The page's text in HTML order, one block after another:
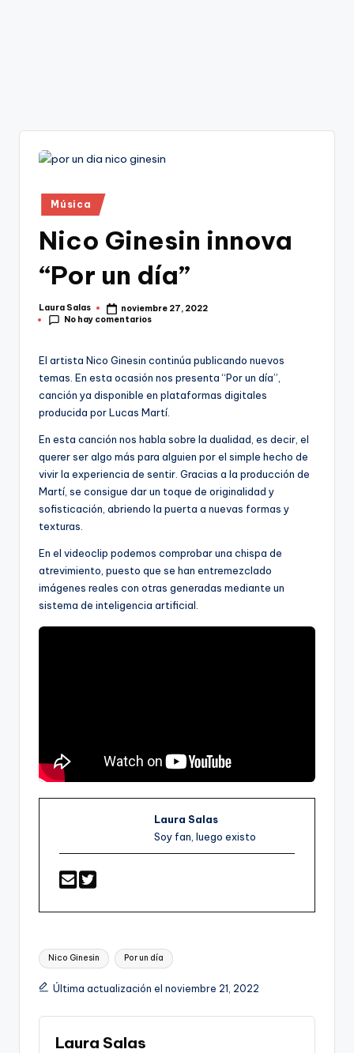
Publicado
en
Música
Nico Ginesin innova
“Por un día”
Publicado
por
Laura Salas
noviembre 27, 2022
No hay comentarios
El artista Nico Ginesin continúa publicando nuevos
temas. En esta ocasión nos presenta “Por un día”,
canción ya disponible en plataformas digitales
producida por Lucas Martí.
En esta canción nos habla sobre la dualidad, es decir, el
querer ser algo más para alguien por el simple hecho de
vivir la experiencia de sentir. Gracias a la producción de
Martí, se consigue dar un toque de originalidad y
sofisticación, abriendo la puerta a nuevas formas y
texturas.
En el videoclip podemos comprobar una chispa de
atrevimiento, puesto que se han entremezclado
imágenes reales con otras generadas mediante un
sistema de inteligencia artificial.
Laura Salas
Soy fan, luego existo
Etiquetas:
Nico Ginesin Por un día
Última actualización el noviembre 21, 2022
Laura Salas